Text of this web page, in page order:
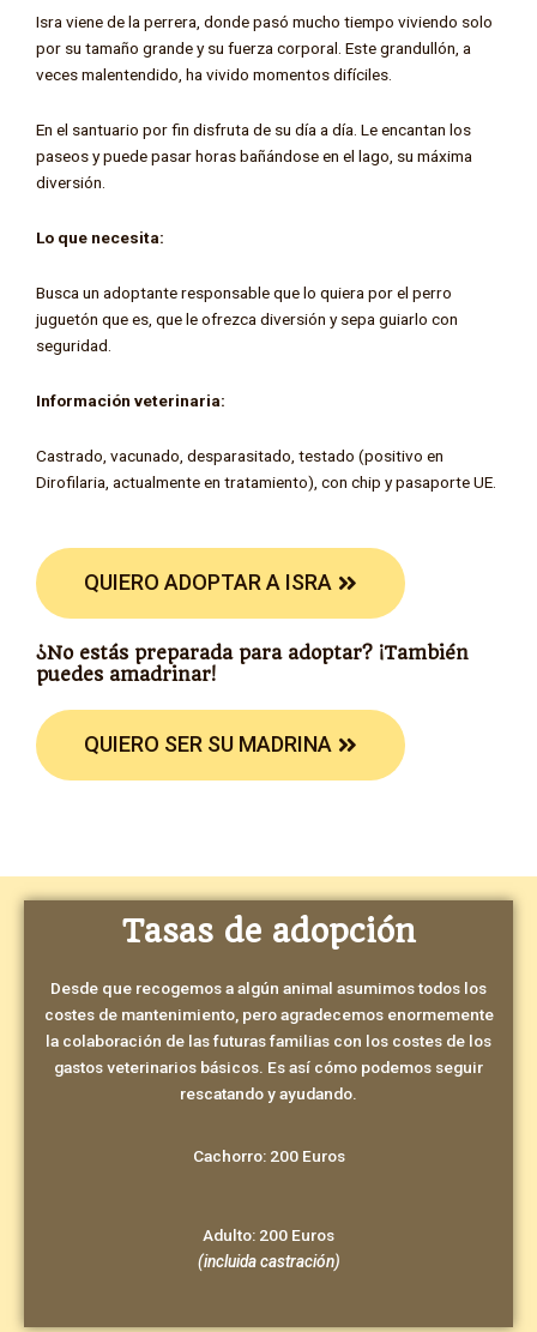
Isra viene de la perrera, donde pasó mucho tiempo viviendo solo
por su tamaño grande y su fuerza corporal. Este grandullón, a
veces malentendido, ha vivido momentos difíciles.
En el santuario por fin disfruta de su día a día. Le encantan los
paseos y puede pasar horas bañándose en el lago, su máxima
diversión.
Lo que necesita:
Busca un adoptante responsable que lo quiera por el perro
juguetón que es, que le ofrezca diversión y sepa guiarlo con
seguridad.
Información veterinaria:
Castrado, vacunado, desparasitado, testado (positivo en
Dirofilaria, actualmente en tratamiento), con chip y pasaporte UE.
QUIERO ADOPTAR A ISRA
¿No estás preparada para adoptar? ¡También
puedes amadrinar!
QUIERO SER SU MADRINA
Tasas de adopción
Desde que recogemos a algún animal asumimos todos los
costes de mantenimiento, pero agradecemos enormemente
la colaboración de las futuras familias con los costes de los
gastos veterinarios básicos. Es así cómo podemos seguir
rescatando y ayudando.
Cachorro: 200 Euros
Adulto: 200 Euros
(incluida castración)